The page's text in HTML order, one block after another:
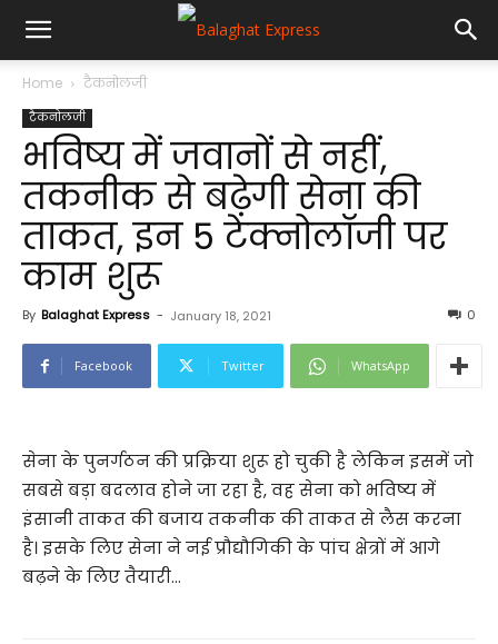
Home टैकनोलजी
टैकनोलजी
भविष्य में जवानों से नहीं,
तकनीक से बढ़ेगी सेना की
ताकत, इन 5 टेक्नोलॉजी पर
काम शुरू
By Balaghat Express - January 18, 2021 0
Facebook Twitter WhatsApp
सेना के पुनर्गठन की प्रक्रिया शुरू हो चुकी है लेकिन इसमें जो
सबसे बड़ा बदलाव होने जा रहा है, वह सेना को भविष्य में
इंसानी ताकत की बजाय तकनीक की ताकत से लैस करना
है। इसके लिए सेना ने नई प्रौद्यौगिकी के पांच क्षेत्रों में आगे
बढ़ने के लिए तैयारी…